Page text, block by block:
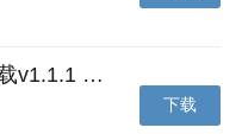
粤语翻译帮app下载v1.1.1 安卓版
下载